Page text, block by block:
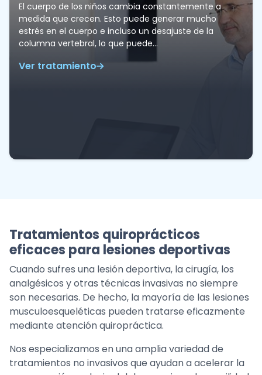
El cuerpo de los niños cambia constantemente a
medida que crecen. Esto puede generar mucho
estrés en el cuerpo e incluso un desajuste de la
columna vertebral, lo que puede…
Ver tratamiento
Tratamientos quiroprácticos
eficaces para lesiones deportivas
Cuando sufres una lesión deportiva, la cirugía, los
analgésicos y otras técnicas invasivas no siempre
son necesarias. De hecho, la mayoría de las lesiones
musculoesqueléticas pueden tratarse eficazmente
mediante atención quiropráctica.
Nos especializamos en una amplia variedad de
tratamientos no invasivos que ayudan a acelerar la